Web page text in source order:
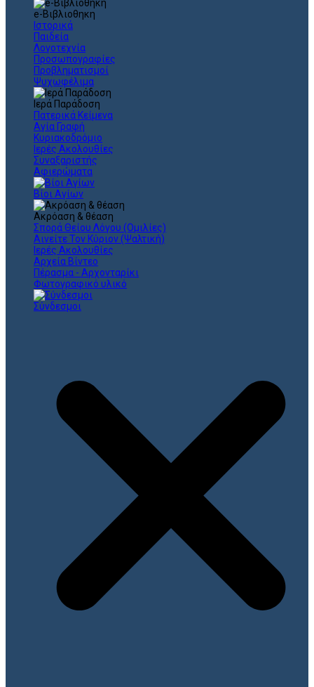
e-Βιβλιοθηκη
Ιστορικά
Παιδεία
Λογοτεχνία
Προσωπογραφίες
Προβληματισμοί
Ψυχωφέλιμα
Ιερά Παράδοση
Πατερικά Κείμενα
Αγία Γραφή
Κυριακοδρόμιο
Ιερές Ακολουθίες
Συναξαριστής
Αφιερώματα
Βίοι Αγίων
Ακρόαση & θέαση
Σπορά Θείου Λόγου (Ομιλίες)
Αινείτε Τον Κύριον (Ψαλτική)
Ιερές Ακολουθίες
Αρχεία Βίντεο
Πέρασμα - Αρχονταρίκι
Φωτογραφικό υλικό
Σύνδεσμοι